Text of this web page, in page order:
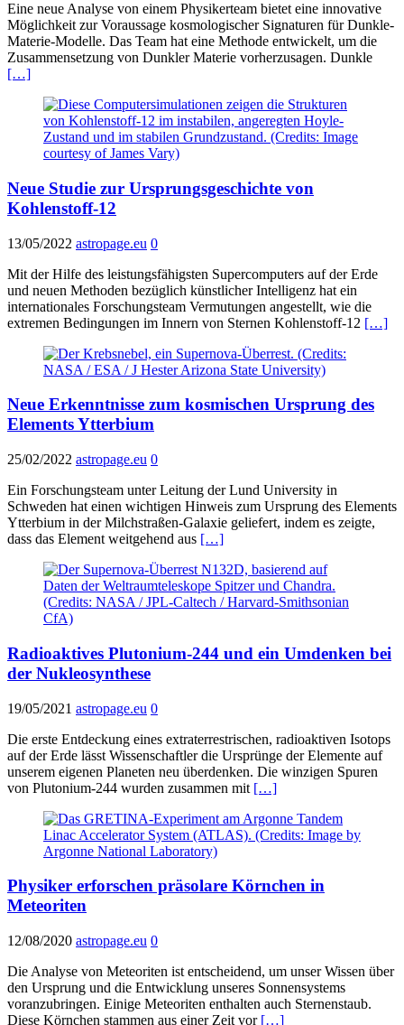
Eine neue Analyse von einem Physikerteam bietet eine innovative
Möglichkeit zur Voraussage kosmologischer Signaturen für Dunkle-
Materie-Modelle. Das Team hat eine Methode entwickelt, um die
Zusammensetzung von Dunkler Materie vorherzusagen. Dunkle
[…]
Neue Studie zur Ursprungsgeschichte von
Kohlenstoff-12
13/05/2022 astropage.eu 0
Mit der Hilfe des leistungsfähigsten Supercomputers auf der Erde
und neuen Methoden bezüglich künstlicher Intelligenz hat ein
internationales Forschungsteam Vermutungen angestellt, wie die
extremen Bedingungen im Innern von Sternen Kohlenstoff-12 […]
Neue Erkenntnisse zum kosmischen Ursprung des
Elements Ytterbium
25/02/2022 astropage.eu 0
Ein Forschungsteam unter Leitung der Lund University in
Schweden hat einen wichtigen Hinweis zum Ursprung des Elements
Ytterbium in der Milchstraßen-Galaxie geliefert, indem es zeigte,
dass das Element weitgehend aus […]
Radioaktives Plutonium-244 und ein Umdenken bei
der Nukleosynthese
19/05/2021 astropage.eu 0
Die erste Entdeckung eines extraterrestrischen, radioaktiven Isotops
auf der Erde lässt Wissenschaftler die Ursprünge der Elemente auf
unserem eigenen Planeten neu überdenken. Die winzigen Spuren
von Plutonium-244 wurden zusammen mit […]
Physiker erforschen präsolare Körnchen in
Meteoriten
12/08/2020 astropage.eu 0
Die Analyse von Meteoriten ist entscheidend, um unser Wissen über
den Ursprung und die Entwicklung unseres Sonnensystems
voranzubringen. Einige Meteoriten enthalten auch Sternenstaub.
Diese Körnchen stammen aus einer Zeit vor […]